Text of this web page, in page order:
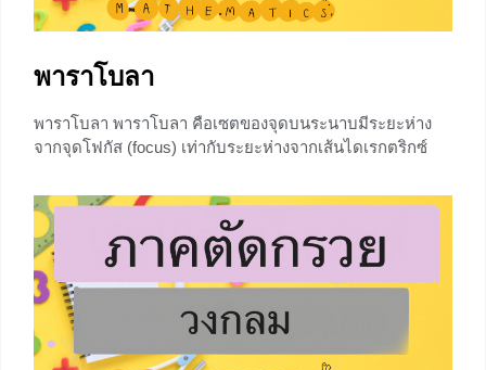
พาราโบลา
พาราโบลา พาราโบลา คือเซตของจุดบนระนาบมีระยะห่าง
จากจุดโฟกัส (focus) เท่ากับระยะห่างจากเส้นไดเรกตริกซ์
พาราโบลาจะมีลักษณะคล้ายระฆัง ตอนม.3 น้องๆเคยเห็นทั้ง
พาราโบลาหงายและคว่ำแล้ว แต่ในบทความนี้น้องๆจะได้รู้จัก
กับพาราโบลาตะแคงซ้ายและขวา สามารถเขียนเป็นตารางให้
เข้าใจง่ายๆได้ดังนี้ ข้อสังเกต จะเห็นว่าถ้าแกนสมมาตรคือ
แกน y รูปแบบสมการของพาราโบลา y จะมีเลขชี้กำลังเป็น 1
สมการเส้นไดเรกตริกซ์ก็จะเกี่ยวข้องกับ y เช่นเดียวกับแกน
สมมาตรเป็นแกน x รูปแบบสมการของพาราโบลา x